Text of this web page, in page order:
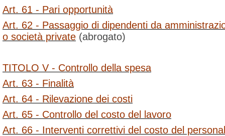
Art. 61 - Pari opportunità
Art. 62 - Passaggio di dipendenti da
o società private (abrogato)
TITOLO V - Controllo della spesa
Art. 63 - Finalità
Art. 64 - Rilevazione dei costi
Art. 65 - Controllo del costo del lavoro
Art. 66 - Interventi correttivi del costo del